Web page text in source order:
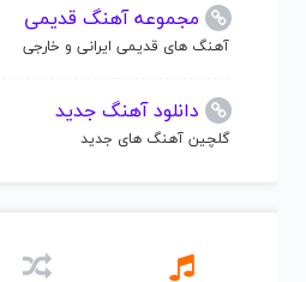
مجموعه آهنگ قدیمی
آهنگ های قدیمی ایرانی و خارجی
دانلود آهنگ جدید
گلچین آهنگ های جدید